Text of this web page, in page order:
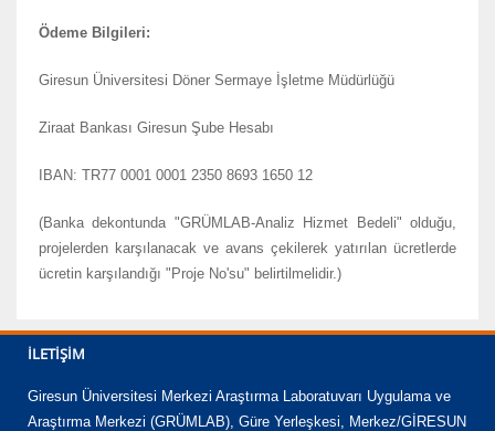
Ödeme Bilgileri:
Giresun Üniversitesi Döner Sermaye İşletme Müdürlüğü
Ziraat Bankası Giresun Şube Hesabı
IBAN: TR77 0001 0001 2350 8693 1650 12
(Banka dekontunda "GRÜMLAB-Analiz Hizmet Bedeli" olduğu,
projelerden karşılanacak ve avans çekilerek yatırılan ücretlerde
ücretin karşılandığı "Proje No'su" belirtilmelidir.)
İLETIŞIM
Giresun Üniversitesi Merkezi Araştırma Laboratuvarı Uygulama ve
Araştırma Merkezi (GRÜMLAB), Güre Yerleşkesi, Merkez/GİRESUN